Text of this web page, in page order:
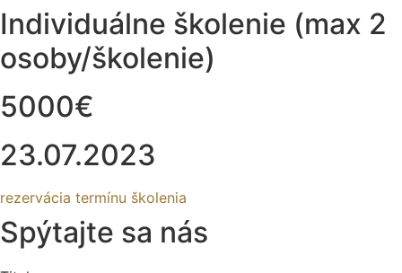
Individuálne školenie (max 2
osoby/školenie)
5000€
23.07.2023
rezervácia termínu školenia
Spýtajte sa nás